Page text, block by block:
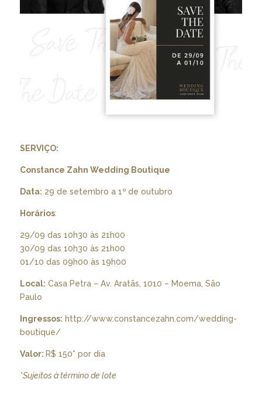
SERVIÇO:
Constance Zahn Wedding Boutique
Data: 29 de setembro a 1º de outubro
Horários:
29/09 das 10h30 às 21h00
30/09 das 10h30 às 21h00
01/10 das 09h00 às 19h00
Local: Casa Petra – Av. Aratãs, 1010 – Moema, São
Paulo
Ingressos: http://www.constancezahn.com/wedding-
boutique/
Valor: R$ 150* por dia
*Sujeitos à término de lote